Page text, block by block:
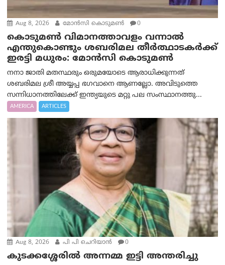
Aug 8, 2026 മോൻസി കൊടുമൺ 0
കൊടുമൺ വിമാനത്താവളം വന്നാൽ
എന്തുകൊണ്ടും ശബരിമല തീർത്ഥാടകർക്ക്
ഇരട്ടി മധുരം: മോൻസി കൊടുമൺ
നനാ ജാതി മതസ്ഥരും ഒരുമയോടെ ആരാധിക്കുന്നത്
ശബരിമല ശ്രീ അയ്യപ്പ ഭഗവാനെ ആണല്ലോ. അവിടുത്തെ
സന്നിധാനത്തിലേക്ക് ഇന്ത്യയുടെ മറ്റു പല സംസ്ഥാനത്തു...
AMERICA ARTICLES
Aug 8, 2026 പി പി ചെറിയാൻ 0
കുടക്കശ്ശേരിൽ അന്നമ്മ ഇട്ടി അന്തരിച്ചു